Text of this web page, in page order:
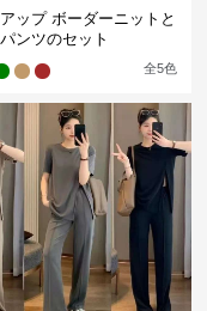
ップ ボーダーニットと
ンツのセット
全5色